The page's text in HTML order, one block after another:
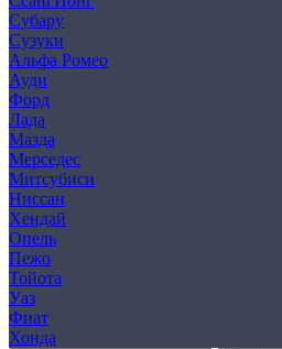
Субару
Сузуки
Альфа Ромео
Ауди
Форд
Лада
Мазда
Мерседес
Митсубиси
Ниссан
Хендай
Опель
Пежо
Тойота
Уаз
Фиат
Хонда